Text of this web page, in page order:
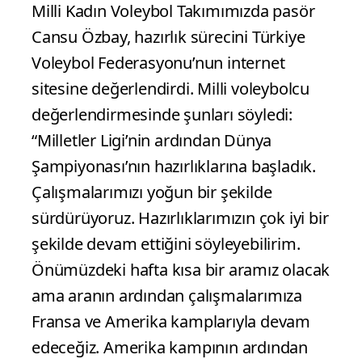
Milli Kadın Voleybol Takımımızda pasör
Cansu Özbay, hazırlık sürecini Türkiye
Voleybol Federasyonu’nun internet
sitesine değerlendirdi. Milli voleybolcu
değerlendirmesinde şunları söyledi:
“Milletler Ligi’nin ardından Dünya
Şampiyonası’nın hazırlıklarına başladık.
Çalışmalarımızı yoğun bir şekilde
sürdürüyoruz. Hazırlıklarımızın çok iyi bir
şekilde devam ettiğini söyleyebilirim.
Önümüzdeki hafta kısa bir aramız olacak
ama aranın ardından çalışmalarımıza
Fransa ve Amerika kamplarıyla devam
edeceğiz. Amerika kampının ardından